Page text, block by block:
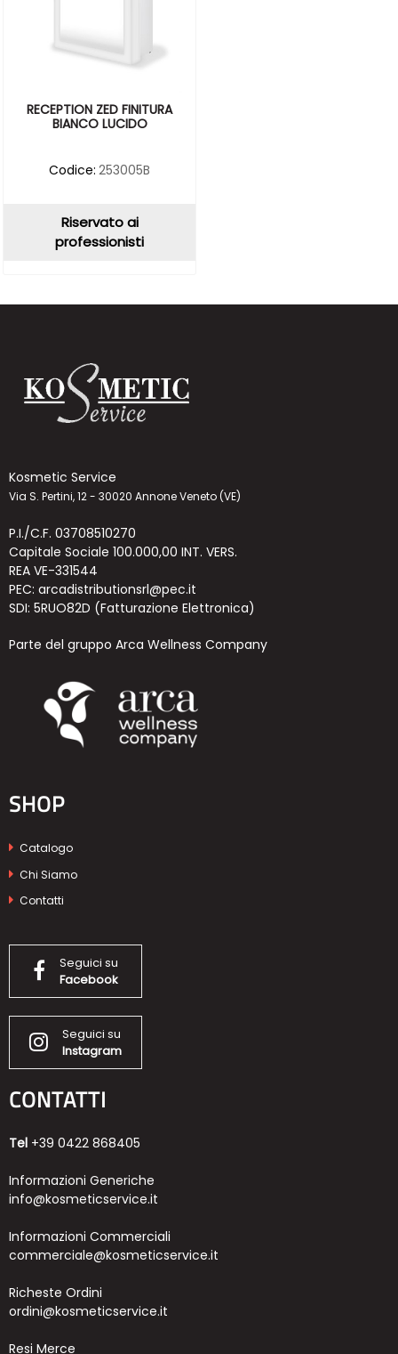
RECEPTION ZED FINITURA
BIANCO LUCIDO
Codice: 253005B
Riservato ai
professionisti
Kosmetic Service
Via S. Pertini, 12 - 30020 Annone Veneto (VE)
P.I./C.F. 03708510270
Capitale Sociale 100.000,00 INT. VERS.
REA VE-331544
PEC: arcadistributionsrl@pec.it
SDI: 5RUO82D (Fatturazione Elettronica)
Parte del gruppo Arca Wellness Company
SHOP
Catalogo
Chi Siamo
Contatti
Seguici su
Facebook
Seguici su
Instagram
CONTATTI
Tel +39 0422 868405
Informazioni Generiche
info@kosmeticservice.it
Informazioni Commerciali
commerciale@kosmeticservice.it
Richeste Ordini
ordini@kosmeticservice.it
Resi Merce